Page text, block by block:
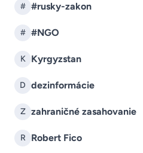
# #rusky-zakon
# #NGO
K Kyrgyzstan
D dezinformácie
Z zahraničné zasahovanie
R Robert Fico